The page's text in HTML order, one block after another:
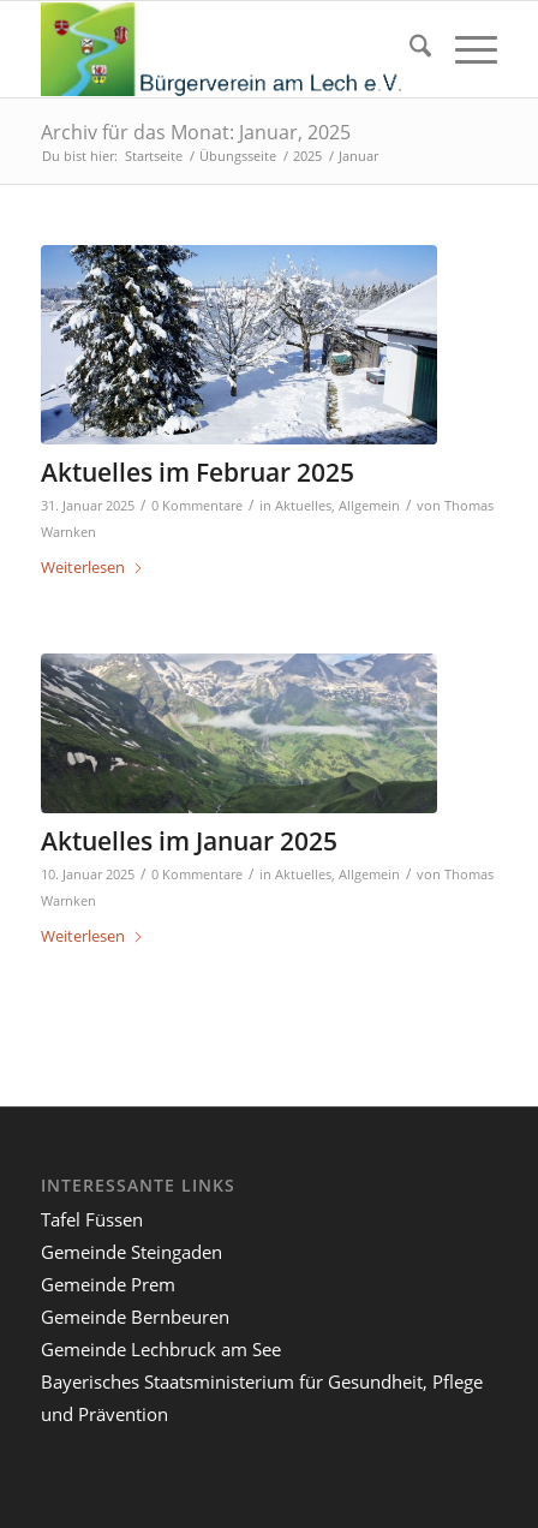
Archiv für das Monat: Januar, 2025
Du bist hier: Startseite / Übungsseite / 2025 / Januar
Aktuelles im Februar 2025
31. Januar 2025 / 0 Kommentare / in Aktuelles, Allgemein / von Thomas
Warnken
Weiterlesen
Aktuelles im Januar 2025
10. Januar 2025 / 0 Kommentare / in Aktuelles, Allgemein / von Thomas
Warnken
Weiterlesen
INTERESSANTE LINKS
Tafel Füssen
Gemeinde Steingaden
Gemeinde Prem
Gemeinde Bernbeuren
Gemeinde Lechbruck am See
Bayerisches Staatsministerium für Gesundheit, Pflege
und Prävention